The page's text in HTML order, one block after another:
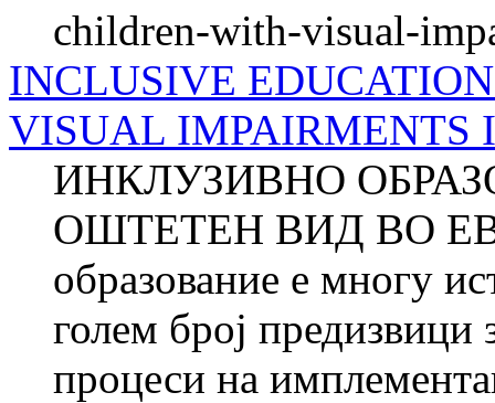
children-with-visual-
INCLUSIVE
VISUAL IMPAIRMENTS
ИНКЛУЗИВНО
ОШТЕТЕН ВИД ВО
образование е многу
голем број
процеси на